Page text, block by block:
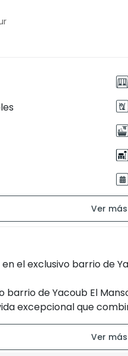
: Correcto
el exclusivo barrio de
barrio de Yacoub El
excepcional que
o para uso
y un estilo único.